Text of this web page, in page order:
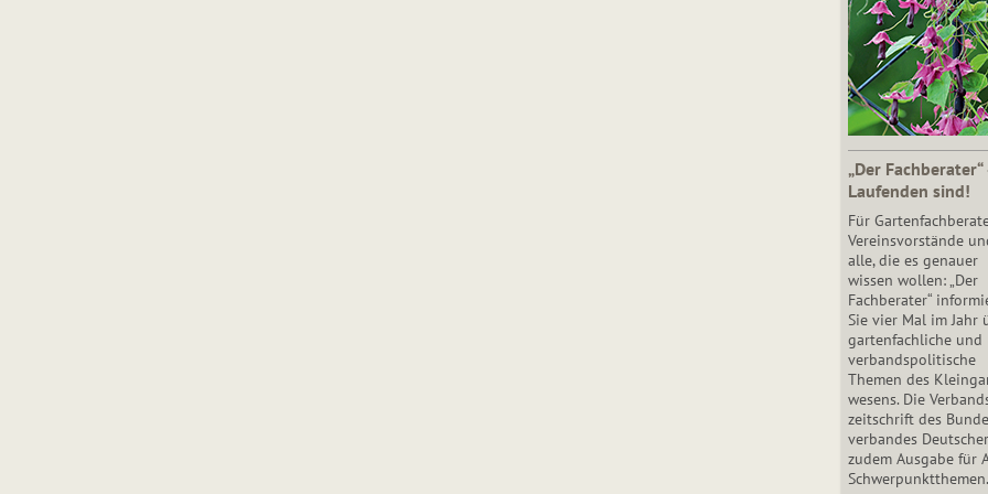
„Der
Laufenden sind!
Für
Vereinsvorstände
alle, die es genauer
wissen wollen: „Der
Fachberater“
Sie vier Mal im Jahr
gartenfachliche und
verbandspolitische
Themen des
wesens. Die
zeit­schrift des
ver­ban­des
zudem Ausgabe für
Schwer­punkt­the­men.